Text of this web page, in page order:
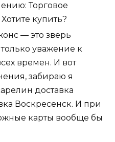
Торговое
купить?
— это зверь
уважение к
времен. И вот
забираю я
доставка
Воскресенск. И при
карты вообще бы